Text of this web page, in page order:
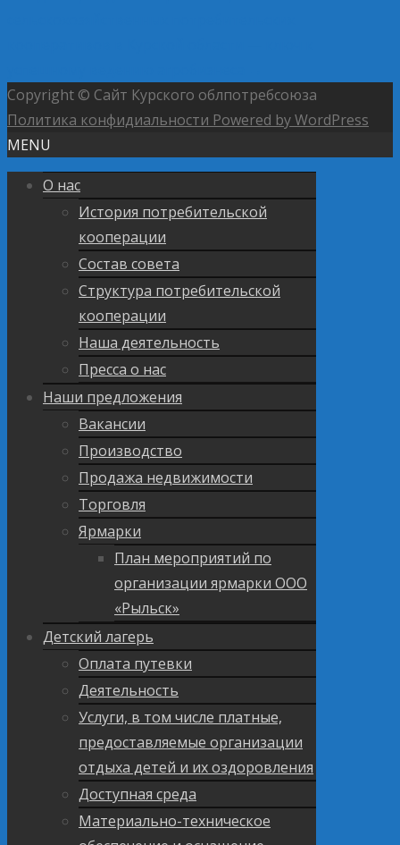
Copyright © Сайт Курского облпотребсоюза
Политика конфидиальности Powered by WordPress
MENU
О нас
История потребительской
кооперации
Состав совета
Структура потребительской
кооперации
Наша деятельность
Пресса о нас
Наши предложения
Вакансии
Производство
Продажа недвижимости
Торговля
Ярмарки
План мероприятий по
организации ярмарки ООО
«Рыльск»
Детский лагерь
Оплата путевки
Деятельность
Услуги, в том числе платные,
предоставляемые организации
отдыха детей и их оздоровления
Доступная среда
Материально-техническое